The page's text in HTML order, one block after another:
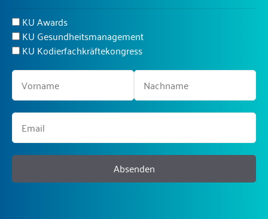
KU Awards
KU Gesundheitsmanagement
KU Kodierfachkräftekongress
Absenden